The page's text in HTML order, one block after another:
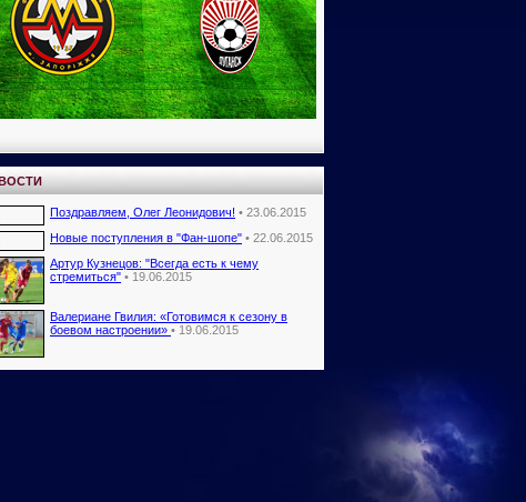
Поздравляем, Олег Леонидович! • 23.06.2015
Новые поступления в "Фан-шопе" • 22.06.2015
Артур Кузнецов: "Всегда есть к чему
стремиться" • 19.06.2015
Валериане Гвилия: «Готовимся к сезону в
боевом настроении» • 19.06.2015